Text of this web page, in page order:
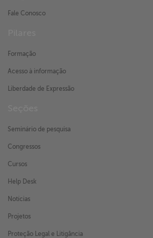
Fale Conosco
Formação
Acesso à informação
Liberdade de Expressão
Seminário de pesquisa
Congressos
Cursos
Help Desk
Notícias
Projetos
Proteção Legal e Litigância